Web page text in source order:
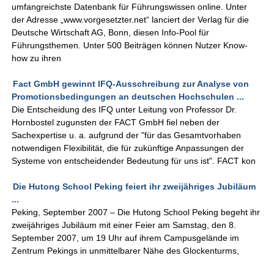
umfangreichste Datenbank für Führungswissen online. Unter
der Adresse „www.vorgesetzter.net“ lanciert der Verlag für die
Deutsche Wirtschaft AG, Bonn, diesen Info-Pool für
Führungsthemen. Unter 500 Beiträgen können Nutzer Know-
how zu ihren
Fact GmbH gewinnt IFQ-Ausschreibung zur Analyse von
Promotionsbedingungen an deutschen Hochschulen ...
Die Entscheidung des IFQ unter Leitung von Professor Dr.
Hornbostel zugunsten der FACT GmbH fiel neben der
Sachexpertise u. a. aufgrund der "für das Gesamtvorhaben
notwendigen Flexibilität, die für zukünftige Anpassungen der
Systeme von entscheidender Bedeutung für uns ist". FACT kon
Die Hutong School Peking feiert ihr zweijähriges Jubiläum
...
Peking, September 2007 – Die Hutong School Peking begeht ihr
zweijähriges Jubiläum mit einer Feier am Samstag, den 8.
September 2007, um 19 Uhr auf ihrem Campusgelände im
Zentrum Pekings in unmittelbarer Nähe des Glockenturms,